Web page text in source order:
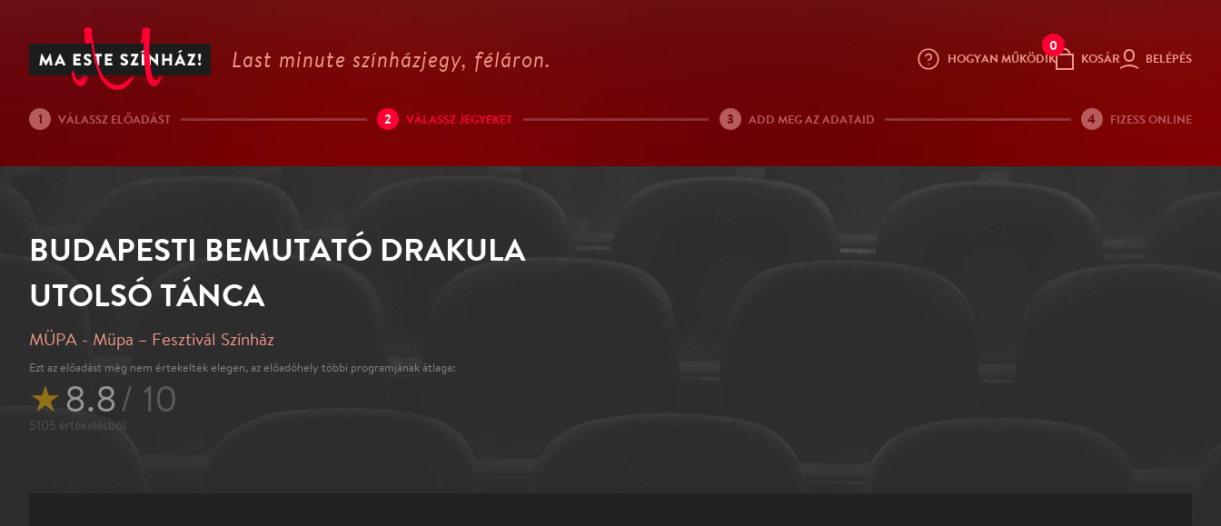
Last minute színházjegy, féláron. HOGYAN MŰKÖDIK
0
KOSÁR BELÉPÉS
1 VÁLASSZ ELŐADÁST 2 VÁLASSZ JEGYEKET 3 ADD MEG AZ ADATAID 4 FIZESS ONLINE
BUDAPESTI BEMUTATÓ DRAKULA
UTOLSÓ TÁNCA
MÜPA - Müpa – Fesztivál Színház
Ezt az előadást még nem értekelték elegen, az előadóhely többi programjának átlaga:
★8.8/ 10
5105 értékelésből